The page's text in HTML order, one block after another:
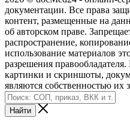
документации. Все права
контент, размещенные на
об авторском праве.
распространение,
использование материалов
разрешения
картинки и скриншоты,
являются собственностью их
Найти